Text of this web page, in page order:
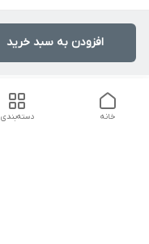
افزودن به سبد خرید
دسته‌بندی خانه